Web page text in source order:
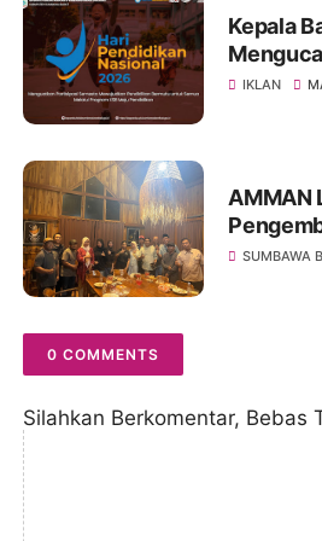
Kepala
IKLAN
AMMAN
Melalui
SUMBAWA
0 COMMENTS
Silahkan Berkomentar, Bebas